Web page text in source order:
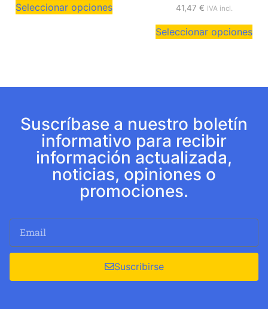
Seleccionar opciones 41,47 € IVA incl.
Seleccionar opciones
Suscríbase a nuestro boletín
informativo para recibir
información actualizada,
noticias, opiniones o
promociones.
Suscribirse